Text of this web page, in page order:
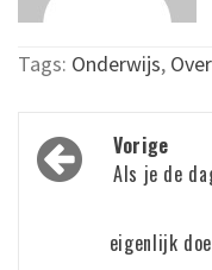
Tags: Onderwijs,
Bericht
navigatie
Vorige
Als je de
eigenlijk